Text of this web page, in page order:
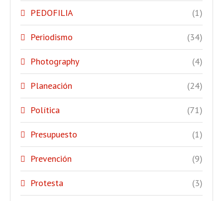
PEDOFILIA (1)
Periodismo (34)
Photography (4)
Planeación (24)
Política (71)
Presupuesto (1)
Prevención (9)
Protesta (3)